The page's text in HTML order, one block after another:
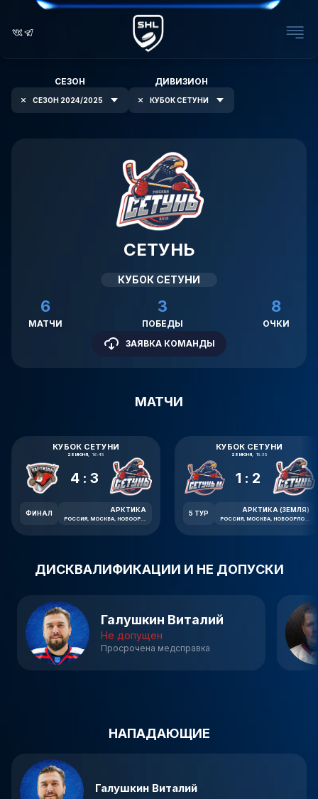
СЕЗОН
СЕЗОН 2024/2025
ДИВИЗИОН
КУБОК СЕТУНИ
СЕТУНЬ
КУБОК СЕТУНИ
6
МАТЧИ
3
ПОБЕДЫ
8
ОЧКИ
ЗАЯВКА КОМАНДЫ
МАТЧИ
КУБОК СЕТУНИ
28 ИЮНЯ, 16:45
4:3
ФИНАЛ АРКТИКА
КУБОК СЕТУНИ
28 ИЮНЯ, 15:35
1:2
5 ТУР АРКТИКА (ЗЕМЛЯ)
ДИСКВАЛИФИКАЦИИ И НЕ ДОПУСКИ
Галушкин Виталий
Не допущен
Просрочена медсправка
НАПАДАЮЩИЕ
Галушкин Виталий